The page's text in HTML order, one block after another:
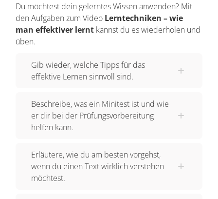
Du möchtest dein gelerntes Wissen anwenden? Mit
den Aufgaben zum Video Lerntechniken – wie
man effektiver lernt kannst du es wiederholen und
üben.
Gib wieder, welche Tipps für das
effektive Lernen sinnvoll sind.
Beschreibe, was ein Minitest ist und wie
er dir bei der Prüfungsvorbereitung
helfen kann.
Erläutere, wie du am besten vorgehst,
wenn du einen Text wirklich verstehen
möchtest.